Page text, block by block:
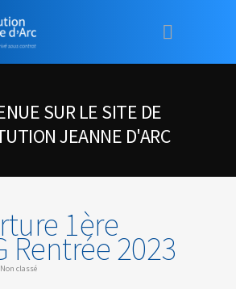
SUR LE SITE DE
JEANNE D'ARC
1ère
Rentrée 2023
Non classé